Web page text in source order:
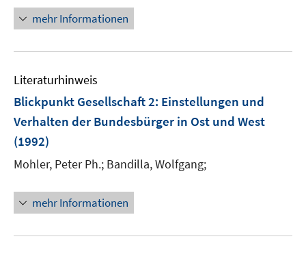
r
ö
n
mehr Informationen
Literaturhinweis
Blickpunkt Gesellschaft 2: Einstellungen und
Verhalten der Bundesbürger in Ost und West
(1992)
Mohler, Peter Ph.; Bandilla, Wolfgang;
mehr Informationen